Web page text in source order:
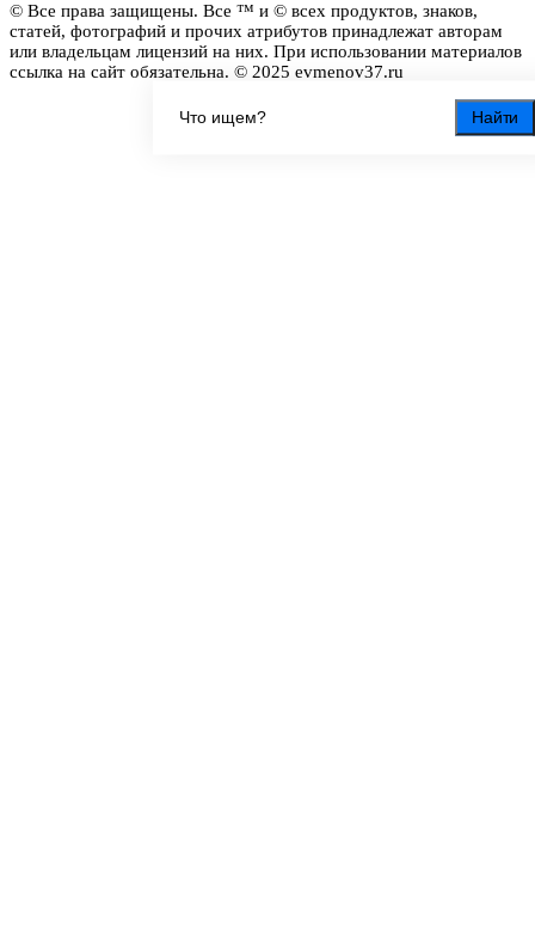
Найти
© Все права защищены. Все ™ и © всех продуктов, знаков,
статей, фотографий и прочих атрибутов принадлежат авторам
или владельцам лицензий на них. При использовании материалов
ссылка на сайт обязательна. © 2025 evmenov37.ru